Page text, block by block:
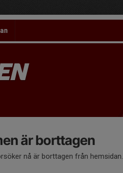
är borttagen
nå är borttagen från hemsidan.